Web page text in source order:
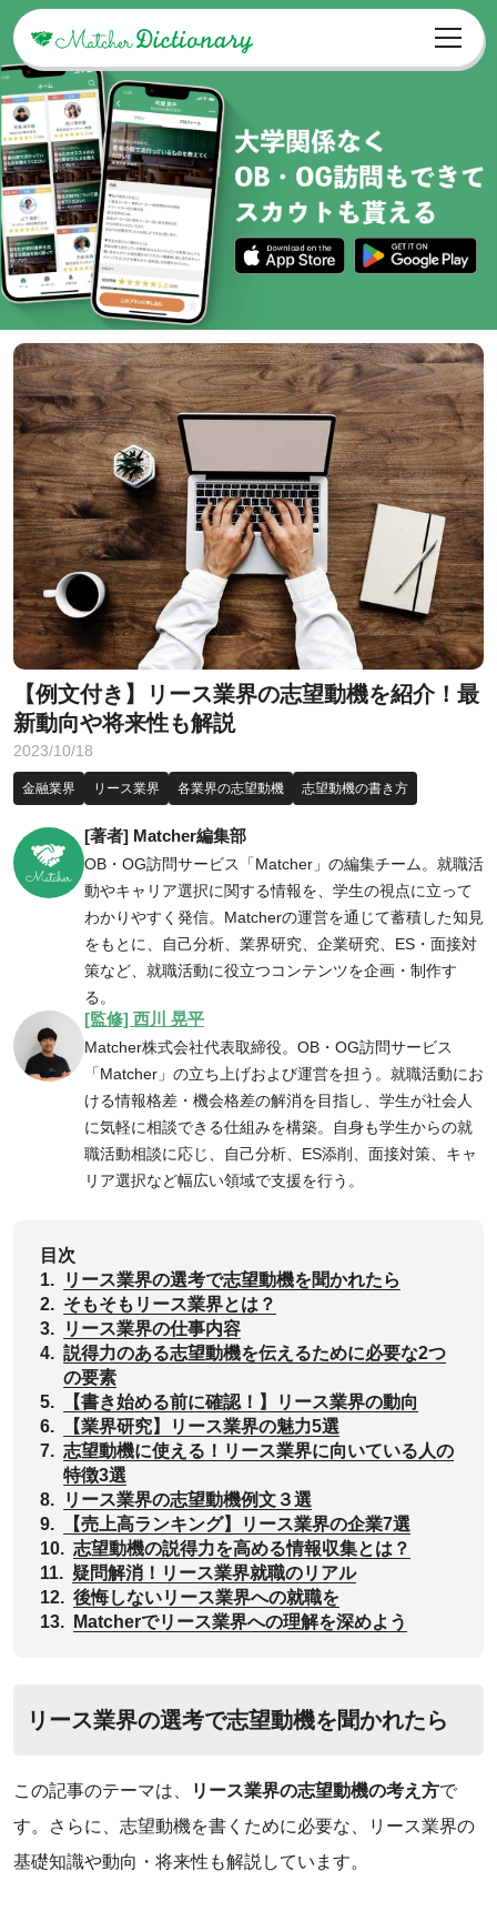
【例文付き】リース業界の志望動機を紹介！最
新動向や将来性も解説
2023/10/18
金融業界 リース業界 各業界の志望動機 志望動機の書き方
[著者] Matcher編集部
OB・OG訪問サービス「Matcher」の編集チーム。就職活
動やキャリア選択に関する情報を、学生の視点に立って
わかりやすく発信。Matcherの運営を通じて蓄積した知見
をもとに、自己分析、業界研究、企業研究、ES・面接対
策など、就職活動に役立つコンテンツを企画・制作す
る。
[監修] 西川 晃平
Matcher株式会社代表取締役。OB・OG訪問サービス
「Matcher」の立ち上げおよび運営を担う。就職活動にお
ける情報格差・機会格差の解消を目指し、学生が社会人
に気軽に相談できる仕組みを構築。自身も学生からの就
職活動相談に応じ、自己分析、ES添削、面接対策、キャ
リア選択など幅広い領域で支援を行う。
目次
1.
リース業界の選考で志望動機を聞かれたら
2. ‌そもそもリース業界とは？
3.
‌リース業界の仕事内容
4. ‌説得力のある志望動機を伝えるために必要な2つ
の要素
5.
【書き始める前に確認！】リース業界の動向
6.
‌【業界研究】リース業界の魅力5選
7. 志望動機に使える！リース業界に向いている人の
特徴3選
8.
リース業界の志望動機例文３選
9.
【売上高ランキング】リース業界の企業7選
10. ‌志望動機の説得力を高める情報収集とは？
11. ‌疑問解消！リース業界就職のリアル
12. ‌後悔しないリース業界への就職を
13.
‌Matcherでリース業界への理解を深めよう
リース業界の選考で志望動機を聞かれたら
‌この記事のテーマは、 リース業界の志望動機の考え方で
す。さらに、志望動機を書くために必要な、リース業界の
基礎知識や動向・将来性も解説しています。